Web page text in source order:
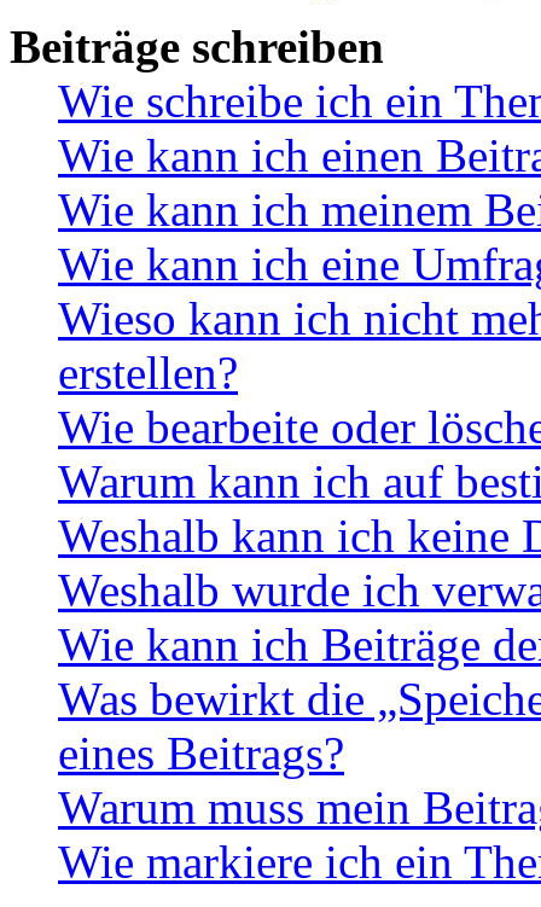
Beiträge schreiben
Wie schreibe ich ein
Wie kann ich einen
Wie kann ich meinem
Wie kann ich eine
Wieso kann ich nicht
erstellen?
Wie bearbeite oder
Warum kann ich auf
Weshalb kann ich keine
Weshalb wurde ich
Wie kann ich Beiträge
Was bewirkt die
eines Beitrags?
Warum muss mein
Wie markiere ich ein